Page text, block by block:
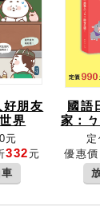
好朋友
界
元
332 元
國語
家：
優惠價